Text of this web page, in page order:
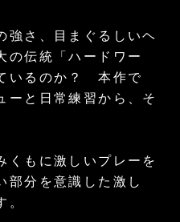
強さ、目まぐるしいヘ
の伝統「ハードワー
いるのか？ 本作で
ーと日常練習から、そ
くもに激しいプレーを
部分を意識した激し
。